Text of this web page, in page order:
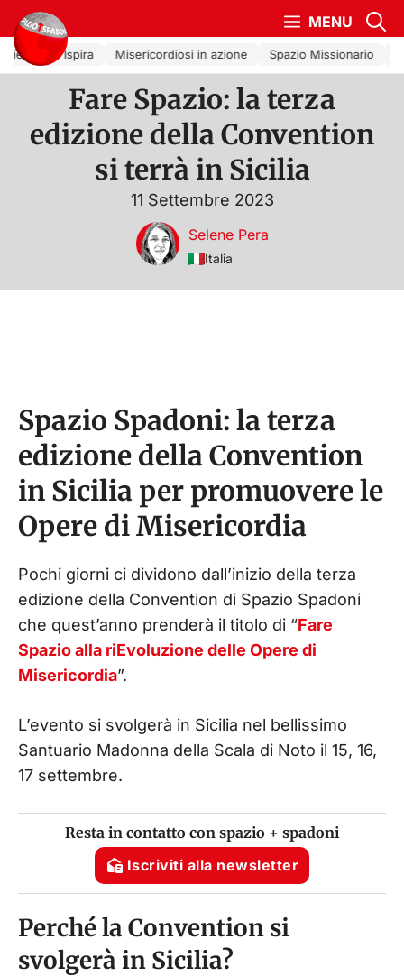
Vai al contenuto
MENU
che Ispira Misericordiosi in azione Spazio Missionario
Fare Spazio: la terza
edizione della Convention
si terrà in Sicilia
11 Settembre 2023
Selene Pera
Italia
Spazio Spadoni: la terza
edizione della Convention
in Sicilia per promuovere le
Opere di Misericordia
Pochi giorni ci dividono dall’inizio della terza
edizione della Convention di Spazio Spadoni
che quest’anno prenderà il titolo di “Fare
Spazio alla riEvoluzione delle Opere di
Misericordia”.
L’evento si svolgerà in Sicilia nel bellissimo
Santuario Madonna della Scala di Noto il 15, 16,
17 settembre.
Resta in contatto con spazio + spadoni
Iscriviti alla newsletter
Perché la Convention si
svolgerà in Sicilia?